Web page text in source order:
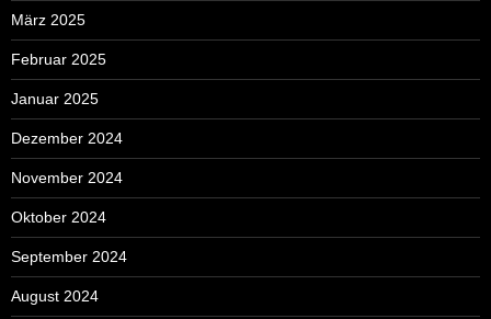
März 2025
Februar 2025
Januar 2025
Dezember 2024
November 2024
Oktober 2024
September 2024
August 2024